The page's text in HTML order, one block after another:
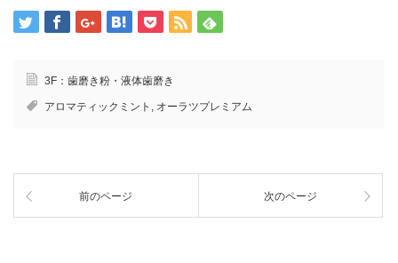
3F：歯磨き粉・液体歯磨き
アロマティックミント , オーラツプレミアム
前のページ 次のページ